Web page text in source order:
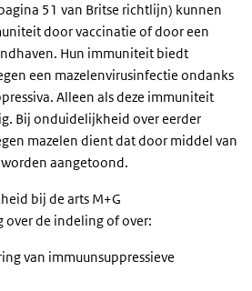
51 van Britse richtlijn) kunnen
door vaccinatie of door een
Hun immuniteit biedt
een mazelenvirusinfectie ondanks
Alleen als deze immuniteit
Bij onduidelijkheid over eerder
mazelen dient dat door middel van
aangetoond.
bij de arts M+G
de indeling of over:
van immuunsuppressieve